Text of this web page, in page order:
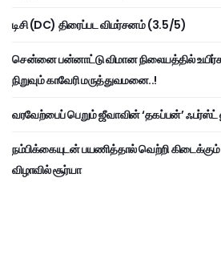
டிசி (DC) திரைப்பட விமர்சனம் (3.5/5)
சென்னை பன்னாட்டு விமான நிலையத்தில்
நிறுவும் காவேரி மருத்துவமனை..!
வரவேற்பைப் பெறும் ஜீவாவின் ‘தகப்பன்’ ஃபர்ஸ்ட்
நம்பிக்கையுடன் பயணித்தால் வெற்றி
விழாவில் சூர்யா